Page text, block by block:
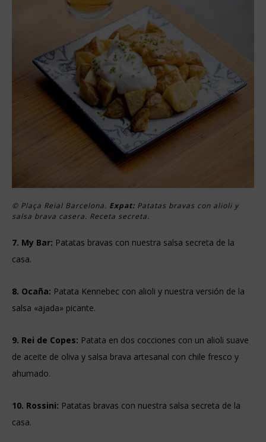
© Plaça Reial Barcelona. Expat: Patatas bravas con alioli y
salsa brava casera. Receta secreta.
7. My Bar: Patatas bravas con nuestra salsa secreta de la
casa.
8. Ocaña: Patata Kennebec con alioli y nuestra versión de la
salsa «ajada» picante.
9. Rei de Copes: Patata en dos cocciones con un alioli suave
de aceite de oliva y salsa brava artesanal con chile fresco y
ahumado.
10. Rossini: Patatas bravas con nuestra salsa secreta de la
casa.